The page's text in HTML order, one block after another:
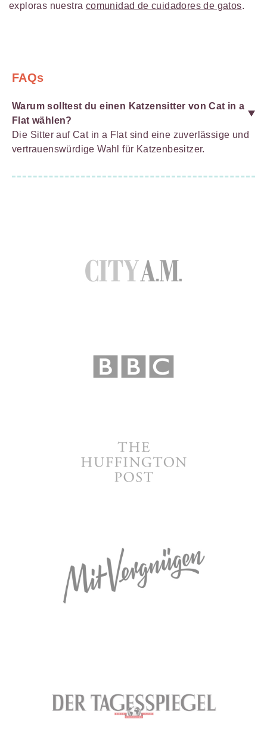
exploras nuestra comunidad de cuidadores de gatos.
FAQs
Warum solltest du einen Katzensitter von Cat in a
Flat wählen?
Die Sitter auf Cat in a Flat sind eine zuverlässige und
vertrauenswürdige Wahl für Katzenbesitzer.